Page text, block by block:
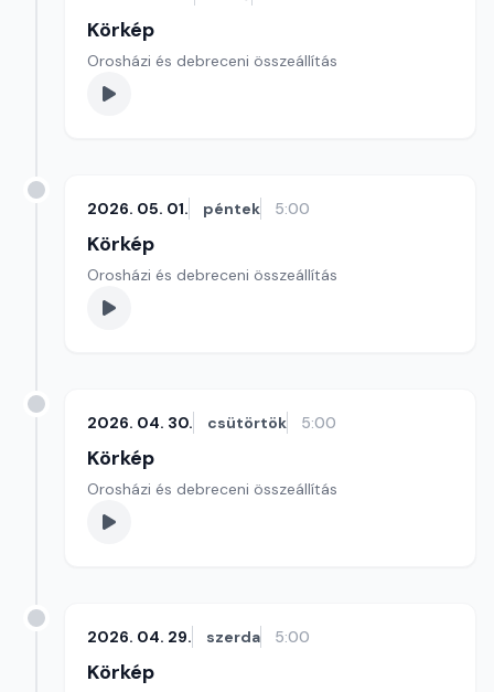
Körkép
Orosházi és debreceni összeállítás
2026. 05. 01. péntek 5:00
Körkép
Orosházi és debreceni összeállítás
2026. 04. 30. csütörtök 5:00
Körkép
Orosházi és debreceni összeállítás
2026. 04. 29. szerda 5:00
Körkép